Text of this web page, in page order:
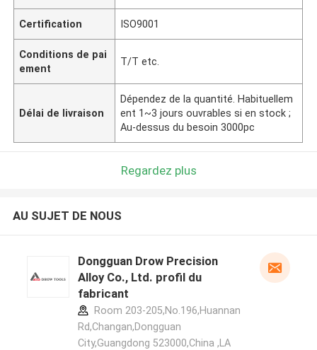
Certification ISO9001
Conditions de pai
ement
T/T etc.
Délai de livraison
Dépendez de la quantité. Habituellem
ent 1~3 jours ouvrables si en stock ;
Au-dessus du besoin 3000pc
Regardez plus
AU SUJET DE NOUS
Dongguan Drow Precision
Alloy Co., Ltd. profil du
fabricant
Room 203-205,No.196,Huannan
Rd,Changan,Dongguan
City,Guangdong 523000,China ,LA